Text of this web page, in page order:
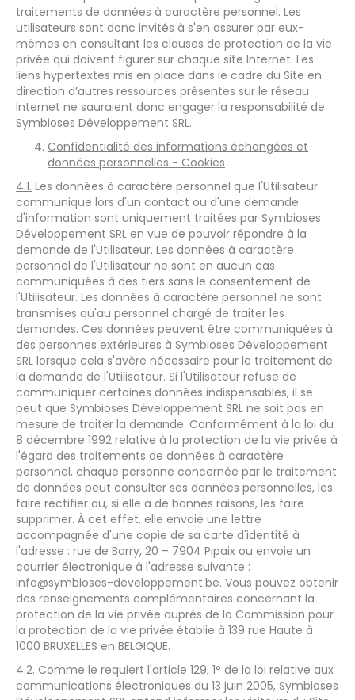
traitements de données à caractère personnel. Les
utilisateurs sont donc invités à s'en assurer par eux-
mêmes en consultant les clauses de protection de la vie
privée qui doivent figurer sur chaque site Internet. Les
liens hypertextes mis en place dans le cadre du Site en
direction d’autres ressources présentes sur le réseau
Internet ne sauraient donc engager la responsabilité de
Symbioses Développement SRL.
Confidentialité des informations échangées et
données personnelles - Cookies
4.1. Les données à caractère personnel que l'Utilisateur
communique lors d'un contact ou d'une demande
d'information sont uniquement traitées par Symbioses
Développement SRL en vue de pouvoir répondre à la
demande de l'Utilisateur. Les données à caractère
personnel de l'Utilisateur ne sont en aucun cas
communiquées à des tiers sans le consentement de
l'Utilisateur. Les données à caractère personnel ne sont
transmises qu'au personnel chargé de traiter les
demandes. Ces données peuvent être communiquées à
des personnes extérieures à Symbioses Développement
SRL lorsque cela s'avère nécessaire pour le traitement de
la demande de l'Utilisateur. Si l'Utilisateur refuse de
communiquer certaines données indispensables, il se
peut que Symbioses Développement SRL ne soit pas en
mesure de traiter la demande. Conformément à la loi du
8 décembre 1992 relative à la protection de la vie privée à
l'égard des traitements de données à caractère
personnel, chaque personne concernée par le traitement
de données peut consulter ses données personnelles, les
faire rectifier ou, si elle a de bonnes raisons, les faire
supprimer. À cet effet, elle envoie une lettre
accompagnée d'une copie de sa carte d'identité à
l'adresse : rue de Barry, 20 – 7904 Pipaix ou envoie un
courrier électronique à l'adresse suivante :
info@symbioses-developpement.be. Vous pouvez obtenir
des renseignements complémentaires concernant la
protection de la vie privée auprès de la Commission pour
la protection de la vie privée établie à 139 rue Haute à
1000 BRUXELLES en BELGIQUE.
4.2. Comme le requiert l'article 129, 1° de la loi relative aux
communications électroniques du 13 juin 2005, Symbioses